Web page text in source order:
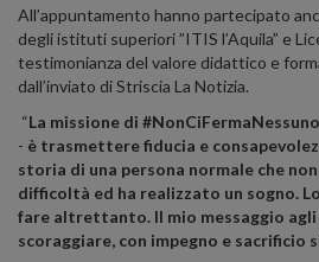
All’appuntamento hanno partecipato
degli istituti superiori ”ITIS l’Aquila” e
testimonianza del valore didattico e
dall’inviato di Striscia La Notizia.
“La missione di #NonCiFermaNessuno
- è trasmettere fiducia e
storia di una persona normale che
difficoltà ed ha realizzato un sogno.
fare altrettanto. Il mio messaggio
scoraggiare, con impegno e sacrificio